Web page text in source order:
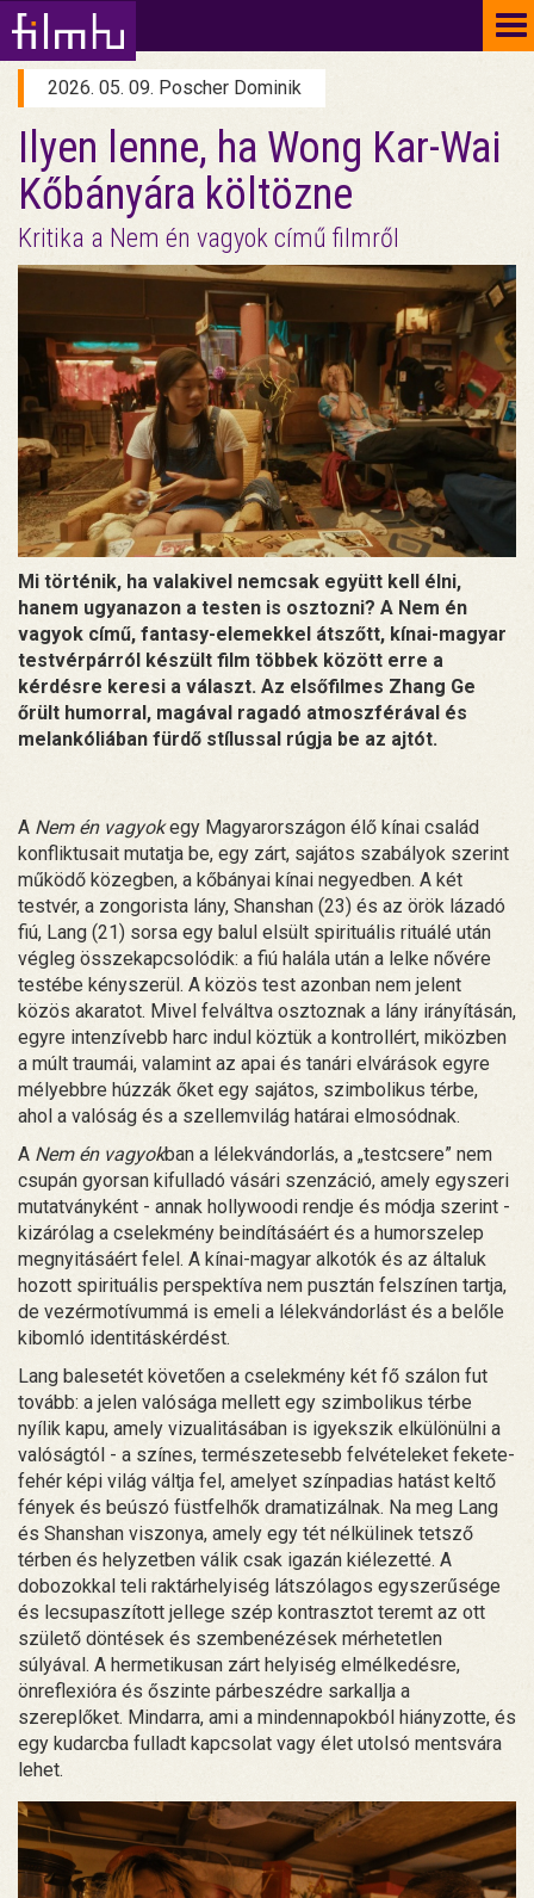
2026. 05. 09. Poscher Dominik
Ilyen lenne, ha Wong Kar-Wai
Kőbányára költözne
Kritika a Nem én vagyok című filmről
Mi történik, ha valakivel nemcsak együtt kell élni,
hanem ugyanazon a testen is osztozni? A Nem én
vagyok című, fantasy-elemekkel átszőtt, kínai-magyar
testvérpárról készült film többek között erre a
kérdésre keresi a választ. Az elsőfilmes Zhang Ge
őrült humorral, magával ragadó atmoszférával és
melankóliában fürdő stílussal rúgja be az ajtót.
A Nem én vagyokegy Magyarországon élő kínai család
konfliktusait mutatja be, egy zárt, sajátos szabályok szerint
működő közegben, a kőbányai kínai negyedben. A két
testvér, a zongorista lány, Shanshan (23) és az örök lázadó
fiú, Lang (21) sorsa egy balul elsült spirituális rituálé után
végleg összekapcsolódik: a fiú halála után a lelke nővére
testébe kényszerül. A közös test azonban nem jelent
közös akaratot. Mivel felváltva osztoznak a lány irányításán,
egyre intenzívebb harc indul köztük a kontrollért, miközben
a múlt traumái, valamint az apai és tanári elvárások egyre
mélyebbre húzzák őket egy sajátos, szimbolikus térbe,
ahol a valóság és a szellemvilág határai elmosódnak.
A Nem én vagyokban a lélekvándorlás, a „testcsere” nem
csupán gyorsan kifulladó vásári szenzáció, amely egyszeri
mutatványként - annak hollywoodi rendje és módja szerint -
kizárólag a cselekmény beindításáért és a humorszelep
megnyitásáért felel. A kínai-magyar alkotók és az általuk
hozott spirituális perspektíva nem pusztán felszínen tartja,
de vezérmotívummá is emeli a lélekvándorlást és a belőle
kibomló identitáskérdést.
Lang balesetét követően a cselekmény két fő szálon fut
tovább: a jelen valósága mellett egy szimbolikus térbe
nyílik kapu, amely vizualitásában is igyekszik elkülönülni a
valóságtól - a színes, természetesebb felvételeket fekete-
fehér képi világ váltja fel, amelyet színpadias hatást keltő
fények és beúszó füstfelhők dramatizálnak. Na meg Lang
és Shanshan viszonya, amely egy tét nélkülinek tetsző
térben és helyzetben válik csak igazán kiélezetté. A
dobozokkal teli raktárhelyiség látszólagos egyszerűsége
és lecsupaszított jellege szép kontrasztot teremt az ott
születő döntések és szembenézések mérhetetlen
súlyával. A hermetikusan zárt helyiség elmélkedésre,
önreflexióra és őszinte párbeszédre sarkallja a
szereplőket. Mindarra, ami a mindennapokból hiányzotte, és
egy kudarcba fulladt kapcsolat vagy élet utolsó mentsvára
lehet.